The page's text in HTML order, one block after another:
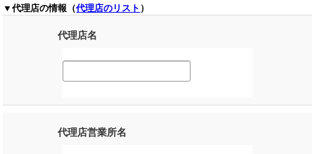
▼代理店の情報（代理店のリスト ）
代理店名
代理店営業所名